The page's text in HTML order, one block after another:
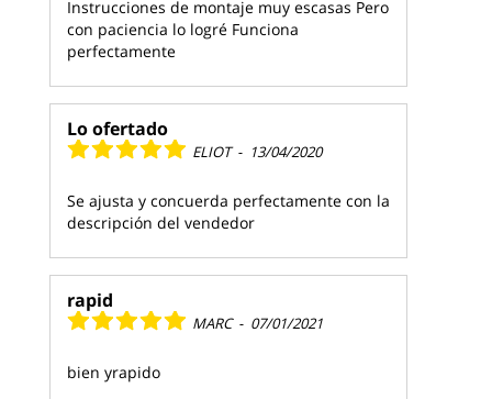
Instrucciones de montaje muy escasas Pero
con paciencia lo logré Funciona
perfectamente
Lo ofertado
ELIOT - 13/04/2020
Se ajusta y concuerda perfectamente con la
descripción del vendedor
rapid
MARC - 07/01/2021
bien yrapido